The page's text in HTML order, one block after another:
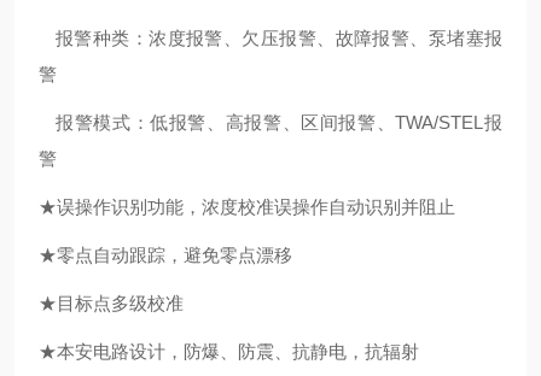
报警种类：浓度报警、欠压报警、故障报警
泵堵塞报
警
报警模式：低报警、高报警、区间报警、TWA/STEL 报
警
★误操作识别功能 ， 浓度校准误操作自动识别并阻止
★零点自动跟踪 ， 避免零点漂移
★目标点多级校准
★本安电路设计 ， 防爆、防震、抗静电，抗辐射